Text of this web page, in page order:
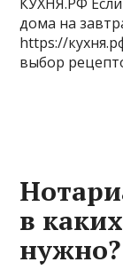
дома на
https://
выбор
в
нужно?